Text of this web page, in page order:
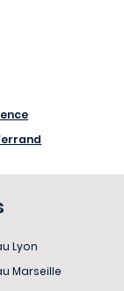
Lyon
Marseille